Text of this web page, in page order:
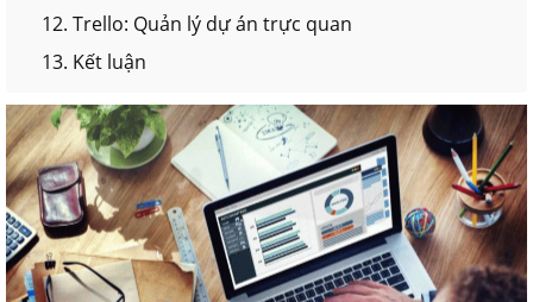
12. Trello: Quản lý dự án trực quan
13. Kết luận